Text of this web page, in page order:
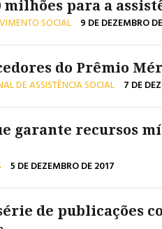
milhões para a
SOCIAL 9 DE DEZEMBRO
do Prêmio
DE ASSISTÊNCIA SOCIAL 7 DE
garante recursos
5 DE DEZEMBRO DE 2017
de publicações